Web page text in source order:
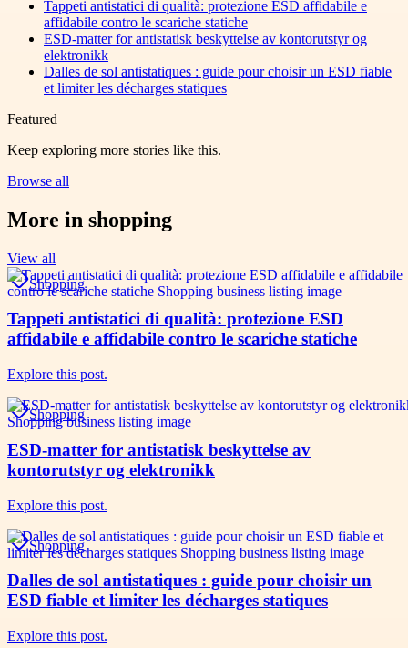
Tappeti antistatici di qualità: protezione ESD affidabile e
affidabile contro le scariche statiche
ESD-matter for antistatisk beskyttelse av kontorutstyr og
elektronikk
Dalles de sol antistatiques : guide pour choisir un ESD fiable
et limiter les décharges statiques
Featured
Keep exploring more stories like this.
Browse all
More in shopping
View all
Shopping
Tappeti antistatici di qualità: protezione ESD
affidabile e affidabile contro le scariche statiche
Explore this post.
Shopping
ESD-matter for antistatisk beskyttelse av
kontorutstyr og elektronikk
Explore this post.
Shopping
Dalles de sol antistatiques : guide pour choisir un
ESD fiable et limiter les décharges statiques
Explore this post.